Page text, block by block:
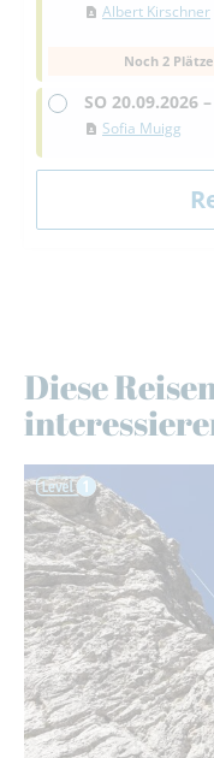
Albert Kirschner
Noch 2
SO 20.09.2026 –
Sofia Muigg
Diese